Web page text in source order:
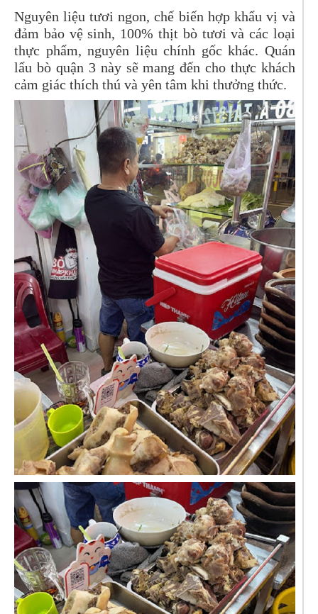
Nguyên liệu tươi ngon, chế biến hợp khẩu vị và
đảm bảo vệ sinh, 100% thịt bò tươi và các loại
thực phẩm, nguyên liệu chính gốc khác. Quán
lẩu bò quận 3 này sẽ mang đến cho thực khách
cảm giác thích thú và yên tâm khi thưởng thức.